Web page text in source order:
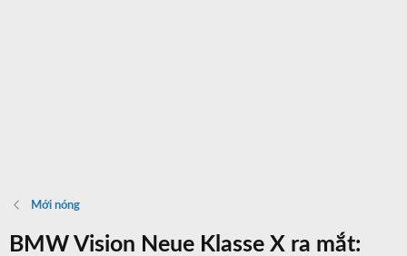
Mới nóng
BMW Vision Neue Klasse X ra mắt: